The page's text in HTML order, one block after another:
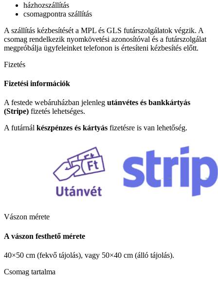
házhozszállítás
csomagpontra szállítás
A szállítás kézbesítését a MPL és GLS futárszolgálatok végzik. A
csomag rendelkezik nyomkövetési azonosítóval és a futárszolgálat
megpróbálja ügyfeleinket telefonon is értesíteni kézbesítés előtt.
Fizetés
Fizetési információk
A festede webáruházban jelenleg utánvétes és bankkártyás
(Stripe) fizetés lehetséges.
A futárnál készpénzes és kártyás fizetésre is van lehetőség.
Vászon mérete
A vászon festhető mérete
40×50 cm (fekvő tájolás), vagy 50×40 cm (álló tájolás).
Csomag tartalma